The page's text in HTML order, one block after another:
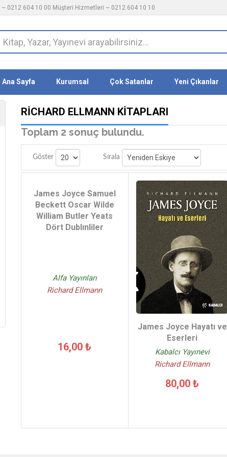
~ 0212 604 10 00 Müşteri Hizmetleri ~ 0212 604 10 10
Ana Sayfa Kurumsal Çok Satanlar Yeni Çıkanlar
RICHARD ELLMANN KITAPLARI
Toplam 2 sonuç bulundu.
Göster Sırala Stoktakiler
James Joyce Samuel
Beckett Oscar Wilde
William Butler Yeats
Dört Dublınliler
Alfa Yayınları
Richard Ellmann
16,00 ₺
James Joyce Hayatı ve
Eserleri
Kabalcı Yayınevi
Richard Ellmann
80,00 ₺